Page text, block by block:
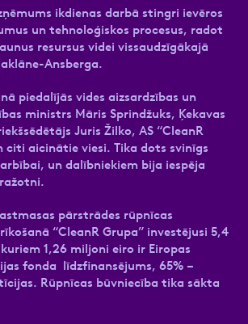
ikdienas darbā stingri ievēros
un tehnoloģiskos procesus, radot
resursus videi vissaudzīgākajā
Ansberga.
piedalījās vides aizsardzības un
ministrs Māris Sprindžuks, Ķekavas
Juris Žilko, AS “CleanR
citi aicinātie viesi. Tika dots svinīgs
un dalībniekiem bija iespēja
pārstrādes rūpnīcas
“CleanR Grupa” investējusi 5,4
1,26 miljoni eiro ir Eiropas
fonda līdzfinansējums, 65% –
Rūpnīcas būvniecība tika sākta